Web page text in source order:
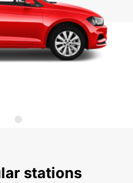
stations